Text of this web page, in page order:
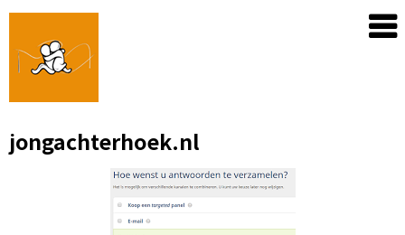
Skip
content
jongachterhoek.nl